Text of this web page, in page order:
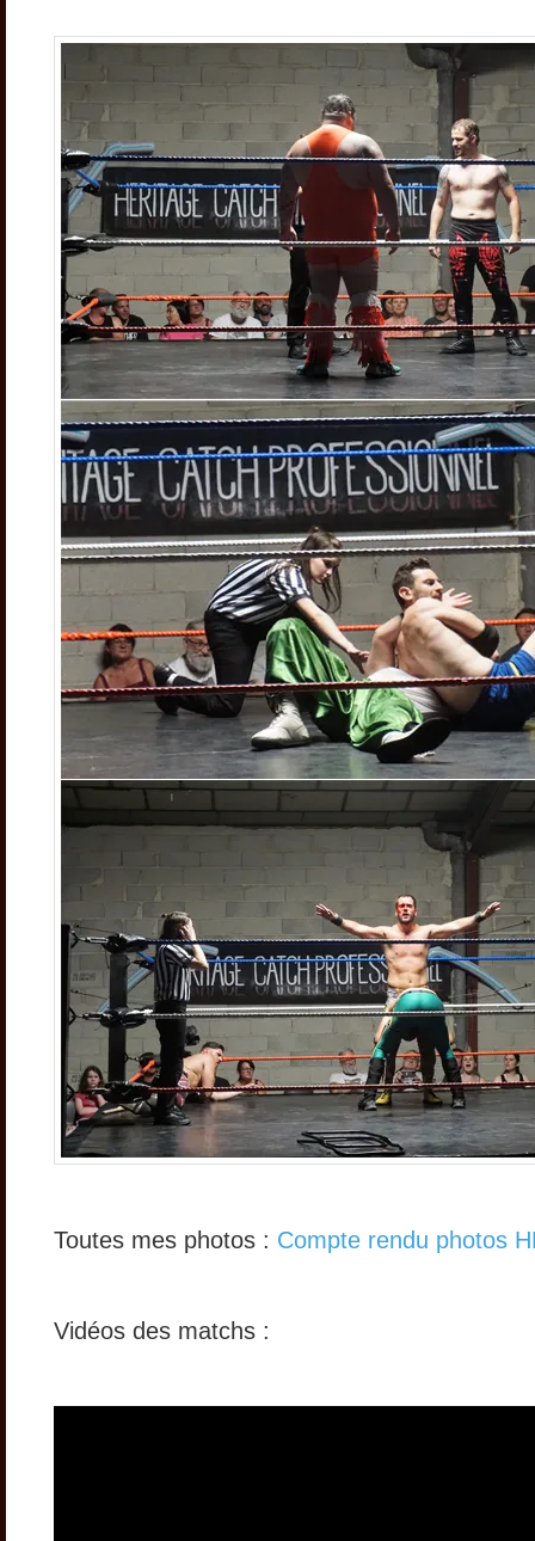
Toutes mes photos : Compte rendu photos
Vidéos des matchs :